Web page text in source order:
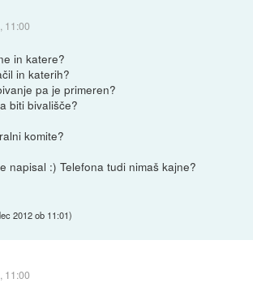
11:00
in katere?
in katerih?
pa je primeren?
biti bivališče?
komite?
napisal :) Telefona tudi nimaš kajne?
2012 ob 11:01)
11:00